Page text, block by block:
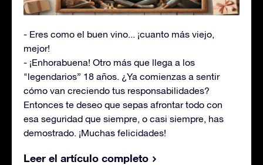
- Eres como el buen vino... ¡cuanto más viejo,
mejor!
- ¡Enhorabuena! Otro más que llega a los
"legendarios” 18 años. ¿Ya comienzas a sentir
cómo van creciendo tus responsabilidades?
Entonces te deseo que sepas afrontar todo con
esa seguridad que siempre, o casi siempre, has
demostrado. ¡Muchas felicidades!
Leer el artículo completo